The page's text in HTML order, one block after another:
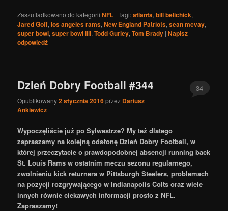
Zaszufladkowano do kategorii NFL |Tagi:atlanta,bill belichick,
Jared Goff,los angeles rams,New England Patriots,sean mcvay,
super bowl,super bowl liii,Todd Gurley,Tom Brady |Napisz
odpowiedź
Dzień Dobry Football #344
Opublikowany2 stycznia 2016przez Dariusz
Ankiewicz
34
Wypoczęliście już po Sylwestrze? My też dlatego
zapraszamy na kolejną odsłonę Dzień Dobry Football, w
której przeczytacie o prawdopodobnej absencji running back
St. Louis Rams w ostatnim meczu sezonu regularnego,
zwolnieniu kick returnera w Pittsburgh Steelers, problemach
na pozycji rozgrywającego w Indianapolis Colts oraz wiele
innych równie ciekawych informacji prosto z NFL.
Zapraszamy!